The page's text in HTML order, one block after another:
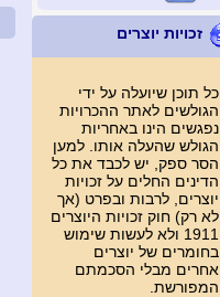
זכויות יוצרים
כל תוכן שיועלה על ידי
הגולשים לאתר ההכרויות
נפגשים הינו באחריות
הגולש שהעלה אותו. למען
הסר ספק, יש לכבד את כל
הדינים החלים על זכויות
יוצרים, לרבות ובפרט (אך
לא רק) חוק זכויות היוצרים
1911 ולא לעשות שימוש
בחומרים של יוצרים
אחרים מבלי הסכמתם
המפורשת.